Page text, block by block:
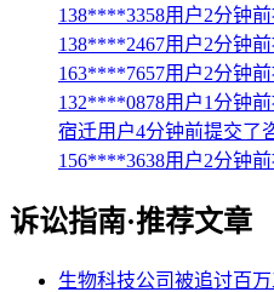
138****3358用户2分钟
138****2467用户2分钟
163****7657用户2分钟
132****0878用户1分钟
宿迁用户4分钟前提交了
156****3638用户2分钟
诉讼指南·推荐文章
生物科技公司被追讨百